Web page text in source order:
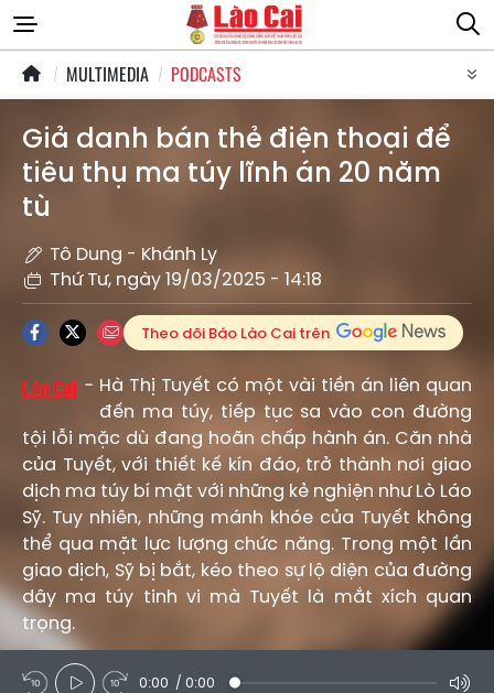
MULTIMEDIA PODCASTS
Giả danh bán thẻ điện thoại để
tiêu thụ ma túy lĩnh án 20 năm
tù
Tô Dung - Khánh Ly
Thứ Tư, ngày 19/03/2025 - 14:18
Theo dõi Báo Lào Cai trên
Hà Thị Tuyết có một vài tiền án liên quan
đến ma túy, tiếp tục sa vào con đường
tội lỗi mặc dù đang hoãn chấp hành án. Căn nhà
của Tuyết, với thiết kế kín đáo, trở thành nơi giao
dịch ma túy bí mật với những kẻ nghiện như Lò Láo
Sỹ. Tuy nhiên, những mánh khóe của Tuyết không
thể qua mặt lực lượng chức năng. Trong một lần
giao dịch, Sỹ bị bắt, kéo theo sự lộ diện của đường
dây ma túy tinh vi mà Tuyết là mắt xích quan
trọng.
0:00 / 0:00